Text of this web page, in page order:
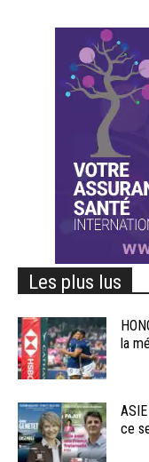
Les plus lus
la
ce